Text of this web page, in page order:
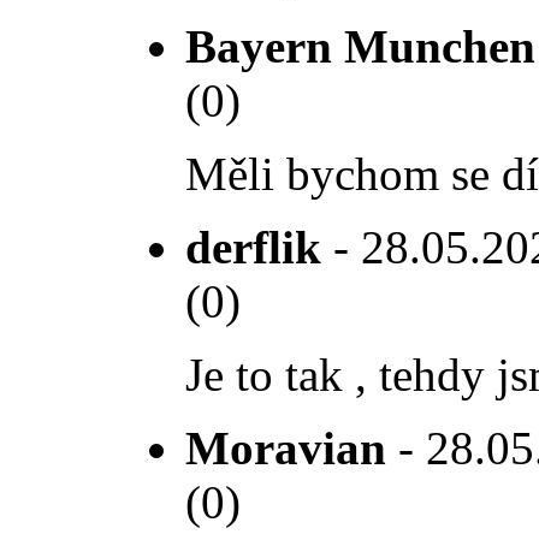
Bayern Munchen
(0)
Měli bychom se
derflik -
(0)
Je to tak , tehdy
Moravian -
(0)